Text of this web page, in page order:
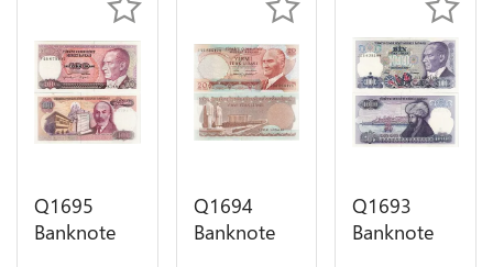
Q1695
Banknote
Q1694
Banknote
Q1693
Banknote